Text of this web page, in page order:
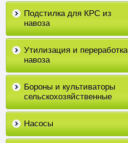
Подстилка для КРС из
навоза
Утилизация и переработка
навоза
Бороны и культиваторы
сельскохозяйственные
Насосы